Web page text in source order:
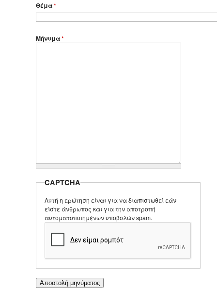
Θέμα*
Μήνυμα*
CAPTCHA
Αυτή η ερώτηση είναι για να διαπιστωθεί εάν
είστε άνθρωπος και για την αποτροπή
αυτοματοποιημένων υποβολών spam.